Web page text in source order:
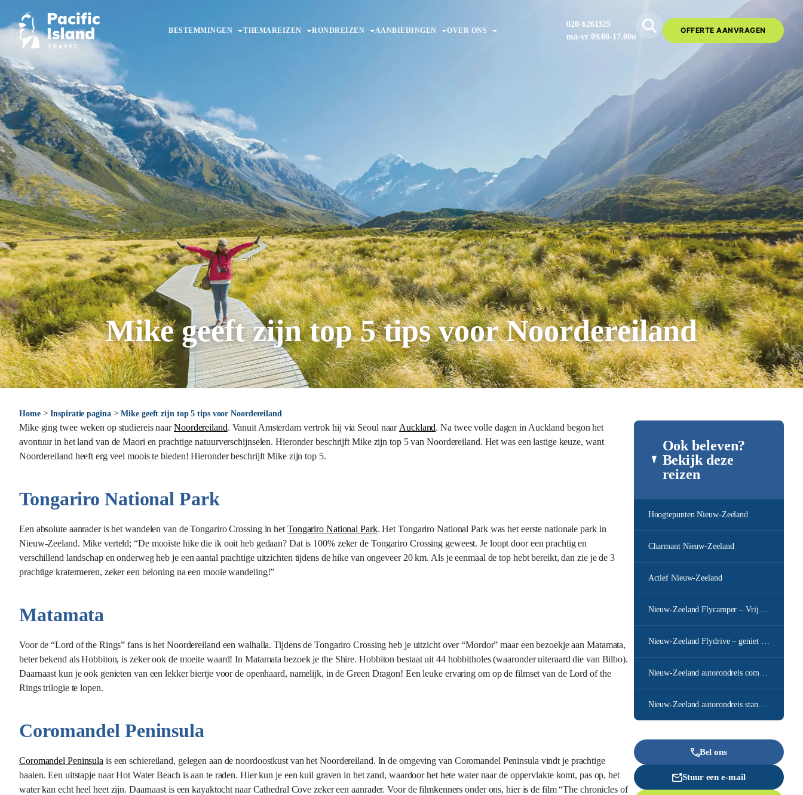
naar
inhoud
BESTEMMINGEN THEMAREIZEN RONDREIZEN AANBIEDINGEN OVER ONS
020-6261325
ma-vr 09.00-17.00u
OFFERTE AANVRAGEN
Mike geeft zijn top 5 tips voor Noordereiland
Home>Inspiratie pagina>Mike geeft zijn top 5 tips voor Noordereiland
Ook beleven?
Bekijk deze
reizen
Hoogtepunten Nieuw-Zeeland
Charmant Nieuw-Zeeland
Actief Nieuw-Zeeland
Nieuw-Zeeland Flycamper – Vrijheid ten top
Nieuw-Zeeland Flydrive – geniet in eigen tempo
Nieuw-Zeeland autorondreis compleet
Nieuw-Zeeland autorondreis standaard
Bel ons
Stuur een e-mail
Mike ging twee weken op studiereis naarNoordereiland. Vanuit Amsterdam vertrok hij via Seoul naar Auckland. Na twee volle dagen in Auckland begon het
avontuur in het land van de Maori en prachtige natuurverschijnselen. Hieronder beschrijft Mike zijn top 5 van Noordereiland. Het was een lastige keuze, want
Noordereiland heeft erg veel moois te bieden! Hieronder beschrijft Mike zijn top 5.
Tongariro National Park
Een absolute aanrader is het wandelen van de Tongariro Crossing in het Tongariro National Park. Het Tongariro National Park was het eerste nationale park in
Nieuw-Zeeland. Mike verteld; “De mooiste hike die ik ooit heb gedaan? Dat is 100% zeker de Tongariro Crossing geweest. Je loopt door een prachtig en
verschillend landschap en onderweg heb je een aantal prachtige uitzichten tijdens de hike van ongeveer 20 km. Als je eenmaal de top hebt bereikt, dan zie je de 3
prachtige kratermeren, zeker een beloning na een mooie wandeling!”
Matamata
Voor de “Lord of the Rings” fans is het Noordereiland een walhalla. Tijdens de Tongariro Crossing heb je uitzicht over “Mordor” maar een bezoekje aan Matamata,
beter bekend als Hobbiton, is zeker ook de moeite waard! In Matamata bezoek je the Shire. Hobbiton bestaat uit 44 hobbitholes (waaronder uiteraard die van Bilbo).
Daarnaast kun je ook genieten van een lekker biertje voor de openhaard, namelijk, in de Green Dragon! Een leuke ervaring om op de filmset van de Lord of the
Rings trilogie te lopen.
Coromandel Peninsula
Coromandel Peninsula is een schiereiland, gelegen aan de noordoostkust van het Noordereiland. In de omgeving van Coromandel Peninsula vindt je prachtige
baaien. Een uitstapje naar Hot Water Beach is aan te raden. Hier kun je een kuil graven in het zand, waardoor het hete water naar de oppervlakte komt, pas op, het
water kan echt heel heet zijn. Daarnaast is een kayaktocht naar Cathedral Cove zeker een aanrader. Voor de filmkenners onder ons, hier is de film “The chronicles of